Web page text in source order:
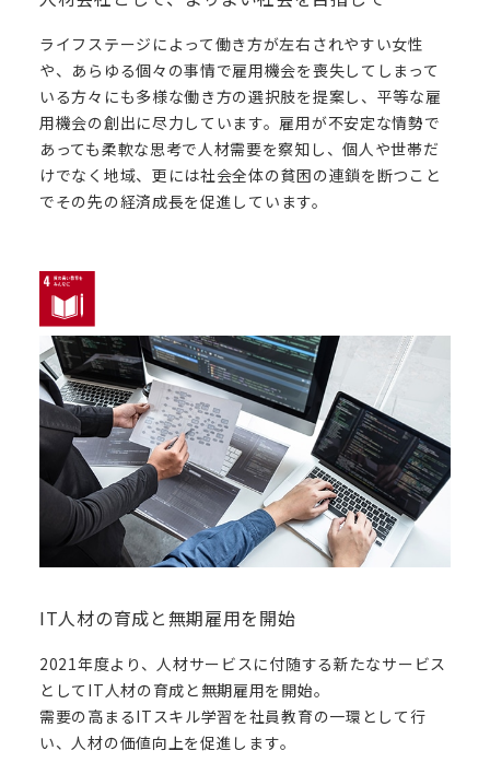
ライフステージによって働き方が左右されやすい女性
や、あらゆる個々の事情で雇用機会を喪失してしまって
いる方々にも多様な働き方の選択肢を提案し、平等な雇
用機会の創出に尽力しています。雇用が不安定な情勢で
あっても柔軟な思考で人材需要を察知し、個人や世帯だ
けでなく地域、更には社会全体の貧困の連鎖を断つこと
でその先の経済成長を促進しています。
IT人材の育成と無期雇用を開始
2021年度より、人材サービスに付随する新たなサービス
としてIT人材の育成と無期雇用を開始。
需要の高まるITスキル学習を社員教育の一環として行
い、人材の価値向上を促進します。